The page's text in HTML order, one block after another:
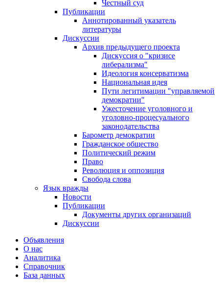
Честный суд
Публикации
Аннотированный указатель
литературы
Дискуссии
Архив предыдущего проекта
Дискуссия о "кризисе
либерализма"
Идеология консерватизма
Национальная идея
Пути легитимации "управляемой
демократии"
Ужесточение уголовного и
уголовно-процесуального
законодательства
Барометр демократии
Гражданское общество
Политический режим
Право
Революция и оппозиция
Свобода слова
Язык вражды
Новости
Публикации
Документы других организаций
Дискуссии
Объявления
О нас
Аналитика
Справочник
База данных